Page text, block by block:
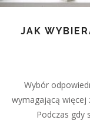
JAK
Wybór
wymagającą więcej
Podczas gdy